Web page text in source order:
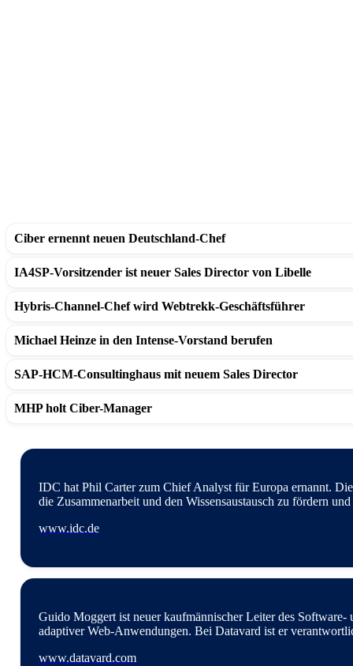
Ciber ernennt neuen Deutschland-Chef
IA4SP-Vorsitzender ist neuer Sales Director von Libelle
Ich sehe insbesondere durch den effektiven Einsatz der
Hybris-Channel-Chef wird Webtrekk-Geschäftsführer
Frank Schoutissen wird Geschäftsführer/Chief Operating
Bei Hybris leitete Frank Schoutissen alle channelbezogenen
Hybris. Vor Hybris besetzte Schoutissen wichtige Positionen
www.webtrekk.com
Michael Heinze in den Intense-Vorstand berufen
www.intense.de
SAP-HCM-Consultinghaus mit neuem Sales Director
MHP holt Ciber-Manager
IDC hat Phil Carter zum Chief Analyst für Europa ernannt.
die Zusammenarbeit und den Wissensaustausch zu fördern
www.idc.de
Guido Moggert ist neuer kaufmännischer Leiter des
adaptiver Web-Anwendungen. Bei Datavard ist er
www.datavard.com